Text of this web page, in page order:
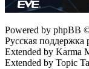
Powered by phpBB
Русская поддержка
Extended by
Extended by Topic